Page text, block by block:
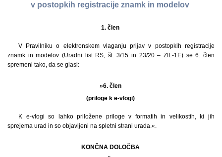
v postopkih registracije znamk in modelov
1. člen
V Pravilniku o elektronskem vlaganju prijav v postopkih registracije
znamk in modelov (Uradni list RS, št. 3/15 in 23/20 – ZIL-1E) se 6. člen
spremeni tako, da se glasi:
»6. člen
(priloge k e-vlogi)
K e-vlogi so lahko priložene priloge v formatih in velikostih, ki jih
sprejema urad in so objavljeni na spletni strani urada.«.
KONČNA DOLOČBA